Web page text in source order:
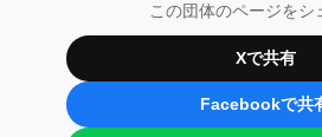
この団体のページをシ
Xで共有
Facebookで共